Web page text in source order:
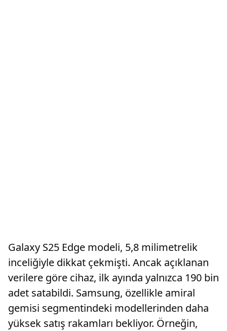
Galaxy S25 Edge modeli, 5,8 milimetrelik
inceliğiyle dikkat çekmişti. Ancak açıklanan
verilere göre cihaz, ilk ayında yalnızca 190 bin
adet satabildi. Samsung, özellikle amiral
gemisi segmentindeki modellerinden daha
yüksek satış rakamları bekliyor. Örneğin,